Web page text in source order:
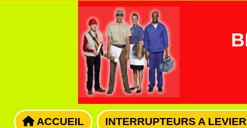
ACCUEIL INTERRUPTEURS A